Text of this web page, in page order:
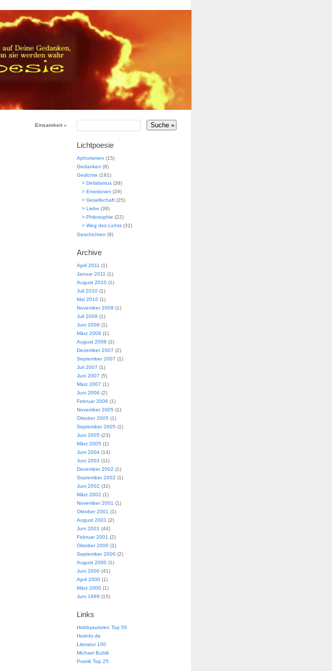
Einsamkeit »
Lichtpoesie
Aphorismen (15)
Gedanken (8)
Gedichte (191)
> Defätismus (38)
> Emotionen (29)
> Gesellschaft (25)
> Liebe (38)
> Philosophie (22)
> Weg des Lichts (32)
Geschichten (9)
Archive
April 2011 (1)
Januar 2011 (1)
August 2010 (1)
Juli 2010 (1)
Mai 2010 (1)
November 2009 (1)
Juli 2009 (1)
Juni 2009 (1)
März 2009 (1)
August 2008 (2)
Dezember 2007 (2)
September 2007 (1)
Juli 2007 (1)
Juni 2007 (5)
März 2007 (1)
Juni 2006 (2)
Februar 2006 (1)
November 2005 (1)
Oktober 2005 (1)
September 2005 (1)
Juni 2005 (23)
März 2005 (1)
Juni 2004 (14)
Juni 2003 (11)
Dezember 2002 (1)
September 2002 (1)
Juni 2002 (32)
März 2002 (1)
November 2001 (1)
Oktober 2001 (1)
August 2001 (2)
Juni 2001 (44)
Februar 2001 (2)
Oktober 2000 (1)
September 2000 (2)
August 2000 (1)
Juni 2000 (41)
April 2000 (1)
März 2000 (1)
Juni 1999 (15)
Links
Hobbyautoren Top 50
Hutinfo.de
Literatur 100
Michael Bublé
Poetik Top 25